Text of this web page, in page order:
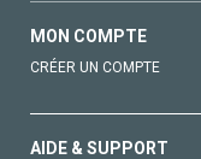
MON COMPTE
CRÉER UN COMPTE
AIDE & SUPPORT